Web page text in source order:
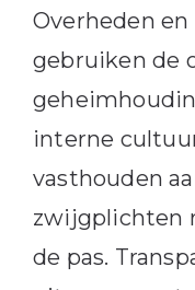
Overheden
gebruiken de
interne
vasthouden
zwijgplichten
de pas.